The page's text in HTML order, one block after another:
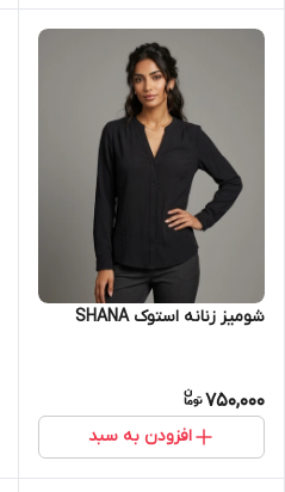
شومیز زنانه استوک SHANA
750,000
افزودن به سبد